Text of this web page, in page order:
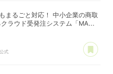
まるごと対応！ 中小企業の商取
ラウド受発注システム「MA...
式